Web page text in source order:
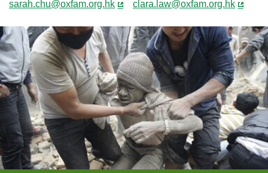
sarah.chu@oxfam.org.hk
clara.law@oxfam.org.hk